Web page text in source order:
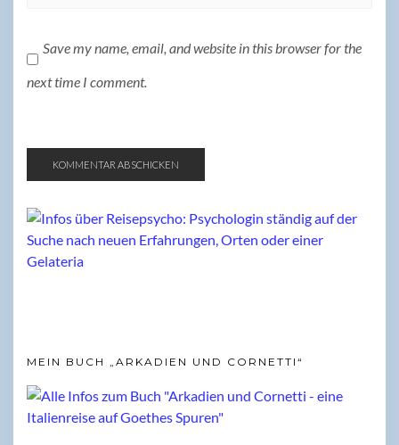
Save my name, email, and website in this browser for the
next time I comment.
MEIN BUCH „ARKADIEN UND CORNETTI“